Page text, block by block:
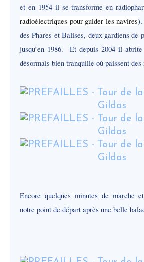
et en 1954 il se transforme en
radioélectriques pour guider les navires).
des Phares et Balises, deux gardiens de
jusqu’en 1986. Et depuis 2004 il
désormais bien tranquille où paissent des
Encore quelques minutes de marche
notre point de départ après une belle